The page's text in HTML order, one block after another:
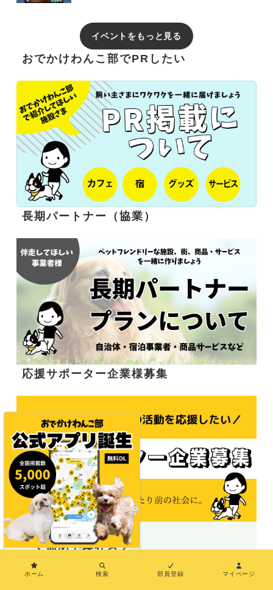
イベントをもっと見る
おでかけわんこ部でPRしたい
長期パートナー（協業）
応援サポーター企業様募集
＼地図で探せる／
ホーム 検索 部員登録 マイページ